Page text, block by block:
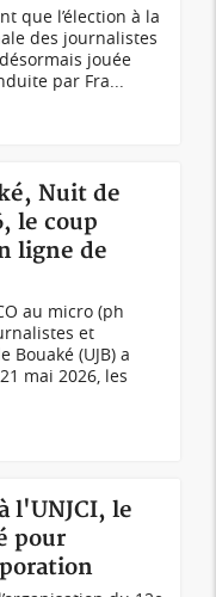
que l’élection à la
des journalistes
jouée
par Fra...
Nuit de
le coup
ligne de
au micro (ph
et
Bouaké (UJB) a
mai 2026, les
l'UNJCI, le
pour